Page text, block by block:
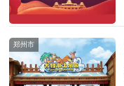
郑州市